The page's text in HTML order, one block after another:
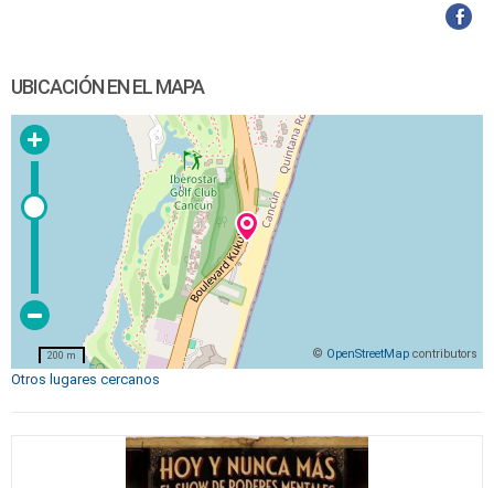
UBICACIÓN EN EL MAPA
© OpenStreetMap contributors
200 m
Otros lugares cercanos